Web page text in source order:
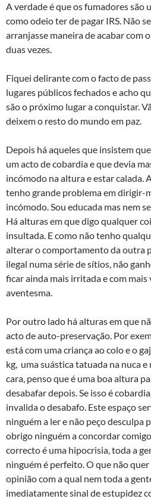
A verdade é que os fumadores são
como odeio ter de pagar IRS. Não
arranjasse maneira de acabar com
duas vezes.
Fiquei delirante com o facto de
lugares públicos fechados e acho
são o próximo lugar a conquistar.
deixem o resto do mundo em paz.
Depois há aqueles que insistem
um acto de cobardia e que devia
incómodo na altura e estar calada.
tenho grande problema em dirigir-
incómodo. Sou educada mas nem
Há alturas em que digo qualquer
insultada. E como não tenho
alterar o comportamento da outra
ilegal numa série de sí­tios, não
ficar ainda mais irritada e com
aventesma.
Por outro lado há alturas em que
acto de auto-preservação. Por
está com uma criança ao colo e o
kg, uma suástica tatuada na nuca
cara, penso que é uma boa altura
desabafar depois. Se isso é
invalida o desabafo. Este espaço
ninguém a ler e não peço desculpa
obrigo ninguém a concordar
correcto é uma hipocrisia, toda a
ninguém é perfeito. O que não
opinião com a qual nem toda a
imediatamente sinal de estupidez